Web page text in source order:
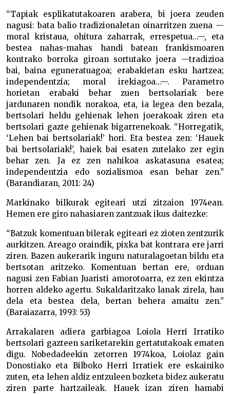
“Tapiak esplikatutakoaren arabera, bi joera zeuden
nagusi: bata balio tradizionaletan oinarritzen zuena —
moral kristaua, ohitura zaharrak, errespetua…—, eta
bestea nahas-mahas handi batean frankismoaren
kontrako borroka giroan sortutako joera —tradizioa
bai, baina eguneratuagoa; erabakietan esku hartzea;
independentzia; moral irekiagoa…—. Parametro
horietan erabaki behar zuen bertsolariak bere
jardunaren nondik norakoa, eta, ia legea den bezala,
bertsolari heldu gehienak lehen joerakoak ziren eta
bertsolari gazte gehienak bigarrenekoak. “Horregatik,
‘Lehen bai bertsolariak!’ hori. Eta bestea zen: ‘Hauek
bai bertsolariak!’, haiek bai esaten zutelako zer egin
behar zen. Ja ez zen nahikoa askatasuna esatea;
independentzia edo sozialismoa esan behar zen.”
(Barandiaran, 2011: 24)
Markinako bilkurak egiteari utzi zitzaion 1974ean.
Hemen ere giro nahasiaren zantzuak ikus daitezke:
“Batzuk komentuan bilerak egiteari ez zioten zentzurik
aurkitzen. Areago oraindik, pixka bat kontrara ere jarri
ziren. Bazen aukerarik inguru naturalagoetan bildu eta
bertsotan aritzeko. Komentuan bertan ere, orduan
nagusi zen Fabian Juaristi amorotoarra, ez zen ekintza
horren aldeko agertu. Sukaldaritzako lanak zirela, hau
dela eta bestea dela, bertan behera amaitu zen.”
(Baraiazarra, 1993: 53)
Arrakalaren adiera garbiagoa Loiola Herri Irratiko
bertsolari gazteen sariketarekin gertatutakoak ematen
digu. Nobedadeekin zetorren 1974koa, Loiolaz gain
Donostiako eta Bilboko Herri Irratiek ere eskainiko
zuten, eta lehen aldiz entzuleen bozketa bidez aukeratu
ziren parte hartzaileak. Hauek izan ziren hamabi